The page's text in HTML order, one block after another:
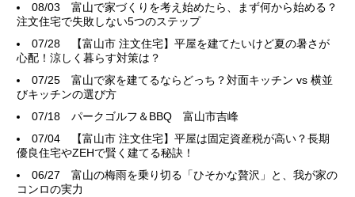
08/03富山で家づくりを考え始めたら、まず何から始める？
注文住宅で失敗しない5つのステップ
07/28
【富山市 注文住宅】平屋を建てたいけど夏の暑さが
心配！涼しく暮らす対策は？
07/25富山で家を建てるならどっち？対面キッチン vs 横並
びキッチンの選び方
07/18パークゴルフ＆BBQ 富山市吉峰
07/04
【富山市 注文住宅】平屋は固定資産税が高い？長期
優良住宅やZEHで賢く建てる秘訣！
06/27富山の梅雨を乗り切る「ひそかな贅沢」と、我が家の
コンロの実力